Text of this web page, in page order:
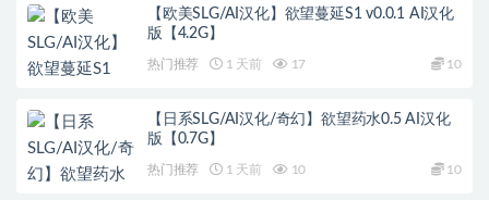
【欧美SLG/AI汉化】欲望蔓延S1 v0.0.1 AI汉化
版【4.2G】
热门推荐 1 天前 17 10
【日系SLG/AI汉化/奇幻】欲望药水0.5 AI汉化
版【0.7G】
热门推荐 1 天前 10 10